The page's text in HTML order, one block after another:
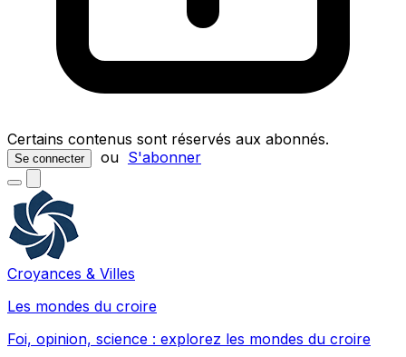
Certains contenus sont réservés aux abonnés.
Se connecter ou S'abonner
Croyances & Villes
Les mondes du croire
Foi, opinion, science : explorez les mondes du croire